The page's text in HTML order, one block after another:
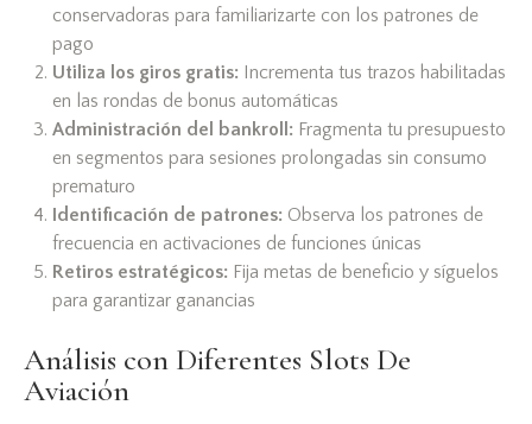
conservadoras para familiarizarte con los patrones de
pago
Utiliza los giros gratis: Incrementa tus trazos habilitadas
en las rondas de bonus automáticas
Administración del bankroll: Fragmenta tu presupuesto
en segmentos para sesiones prolongadas sin consumo
prematuro
Identificación de patrones: Observa los patrones de
frecuencia en activaciones de funciones únicas
Retiros estratégicos: Fija metas de beneficio y síguelos
para garantizar ganancias
Análisis con Diferentes Slots De
Aviación